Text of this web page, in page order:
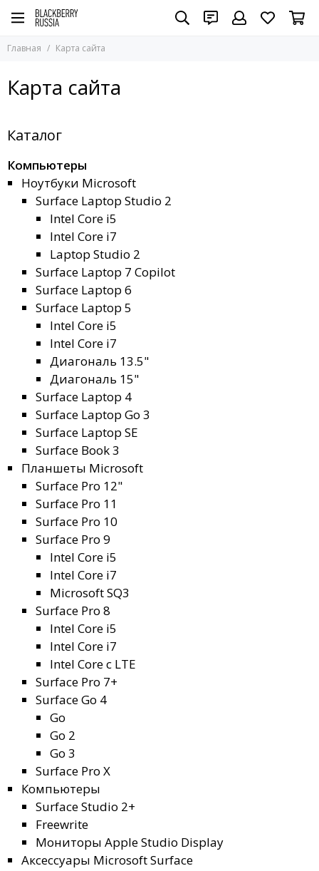
Главная Карта сайта
Карта сайта
Каталог
Компьютеры
Ноутбуки Microsoft
Surface Laptop Studio 2
Intel Core i5
Intel Core i7
Laptop Studio 2
Surface Laptop 7 Copilot
Surface Laptop 6
Surface Laptop 5
Intel Core i5
Intel Core i7
Диагональ 13.5"
Диагональ 15"
Surface Laptop 4
Surface Laptop Go 3
Surface Laptop SE
Surface Book 3
Планшеты Microsoft
Surface Pro 12"
Surface Pro 11
Surface Pro 10
Surface Pro 9
Intel Core i5
Intel Core i7
Microsoft SQ3
Surface Pro 8
Intel Core i5
Intel Core i7
Intel Core с LTE
Surface Pro 7+
Surface Go 4
Go
Go 2
Go 3
Surface Pro X
Компьютеры
Surface Studio 2+
Freewrite
Мониторы Apple Studio Display
Аксессуары Microsoft Surface